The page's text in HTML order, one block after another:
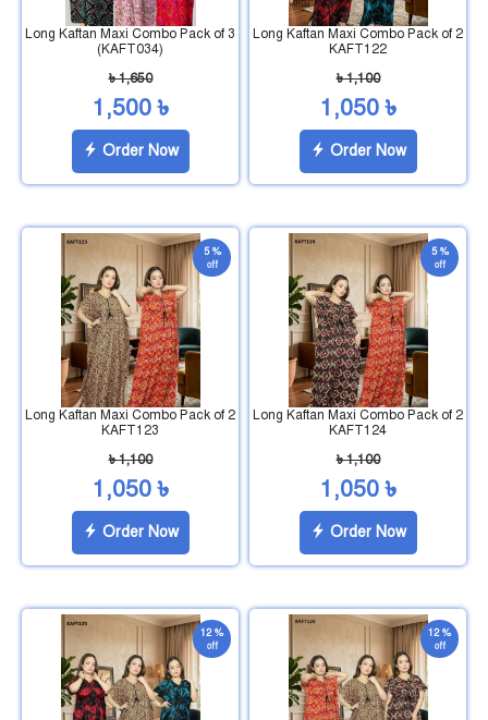
Long Kaftan Maxi Combo Pack of 3
(KAFT034)
৳ 1,650
1,500 ৳
Order Now
Long Kaftan Maxi Combo Pack of 2
KAFT122
৳ 1,100
1,050 ৳
Order Now
5 %
off
Long Kaftan Maxi Combo Pack of 2
KAFT123
৳ 1,100
1,050 ৳
Order Now
5 %
off
Long Kaftan Maxi Combo Pack of 2
KAFT124
৳ 1,100
1,050 ৳
Order Now
12 %
off
12 %
off